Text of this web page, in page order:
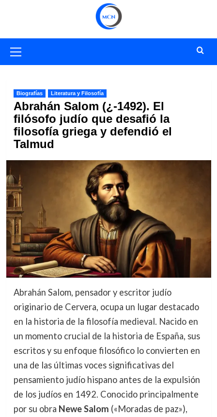
primario
Biografías Literatura y Filosofía
Abrahán Salom (¿-1492). El
filósofo judío que desafió la
filosofía griega y defendió el
Talmud
Abrahán Salom, pensador y escritor judío
originario de Cervera, ocupa un lugar destacado
en la historia de la filosofía medieval. Nacido en
un momento crucial de la historia de España, sus
escritos y su enfoque filosófico lo convierten en
una de las últimas voces significativas del
pensamiento judío hispano antes de la expulsión
de los judíos en 1492. Conocido principalmente
por su obra Newe Salom («Moradas de paz»),